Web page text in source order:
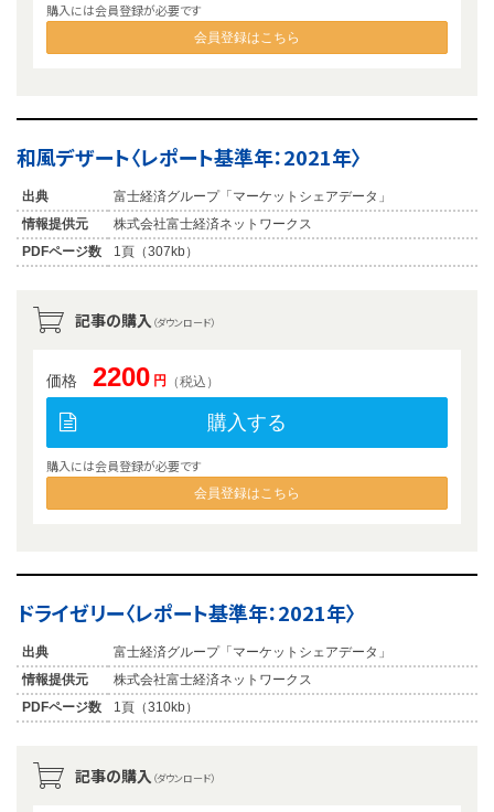
購入には会員登録が必要です
会員登録はこちら
和風デザート〈レポート基準年：2021年〉
出典
富士経済グループ「マーケットシェアデータ」
情報提供元
株式会社富士経済ネットワークス
PDFページ数
1頁（307kb）
記事の購入 （ダウンロード）
価格 2200 円 （税込）
購入する
購入には会員登録が必要です
会員登録はこちら
ドライゼリー〈レポート基準年：2021年〉
出典
富士経済グループ「マーケットシェアデータ」
情報提供元
株式会社富士経済ネットワークス
PDFページ数
1頁（310kb）
記事の購入 （ダウンロード）